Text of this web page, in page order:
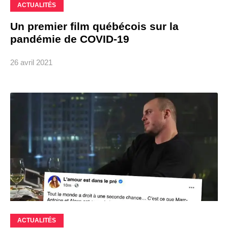
ACTUALITÉS
Un premier film québécois sur la
pandémie de COVID-19
26 avril 2021
ACTUALITÉS